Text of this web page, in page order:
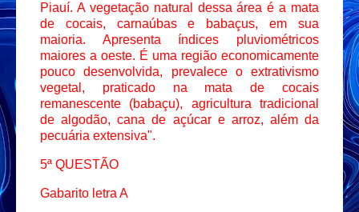
Piauí. A vegetação natural dessa área é a mata
de cocais, carnaúbas e babaçus, em sua
maioria. Apresenta índices pluviométricos
maiores a oeste. É uma região economicamente
pouco desenvolvida, prevalece o extrativismo
vegetal, praticado na mata de cocais
remanescente (babaçu), agricultura tradicional
de algodão, cana de açúcar e arroz, além da
pecuária extensiva".
5ª QUESTÃO
Gabarito letra A